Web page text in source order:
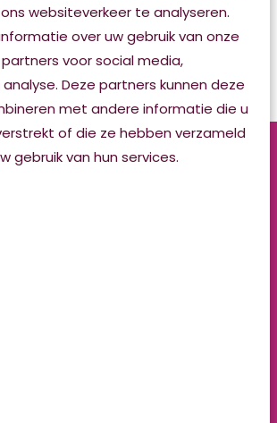
websiteverkeer te analyseren.
over uw gebruik van onze
voor social media,
Deze partners kunnen deze
met andere informatie die u
of die ze hebben verzameld
gebruik van hun services.
zijn. Wij helpen daar graag bij.
met Zorg